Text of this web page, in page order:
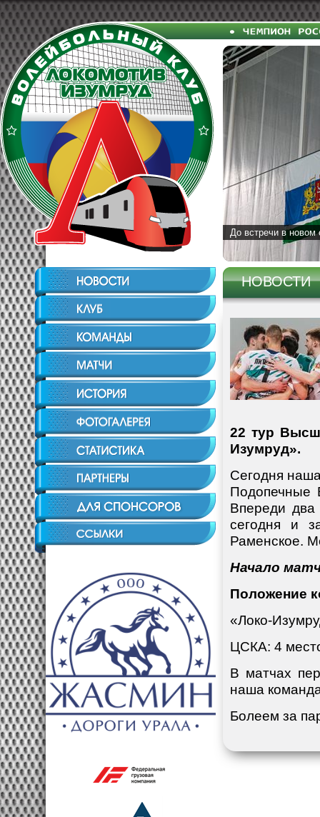
До встречи в новом
НОВОСТИ
22 тур
Изумруд».
Сегодня
Подопечные
Впереди два
сегодня и
Раменское.
Начало
Положение
«Локо-
ЦСКА: 4
В матчах
наша
Болеем за